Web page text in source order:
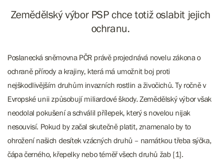
Zemědělský výbor PSP chce totiž oslabit jejich
ochranu.
Poslanecká sněmovna PČR právě projednává novelu zákona o
ochraně přírody a krajiny, která má umožnit boj proti
nejškodlivějším druhům invazních rostlin a živočichů. Ty ročně v
Evropské unii způsobují miliardové škody. Zemědělský výbor však
neodolal pokušení a schválil přílepek, který s novelou nijak
nesouvisí. Pokud by začal skutečně platit, znamenalo by to
ohrožení našich desítek vzácných druhů – namátkou třeba sýčka,
čápa černého, křepelky nebo téměř všech druhů žab [1].